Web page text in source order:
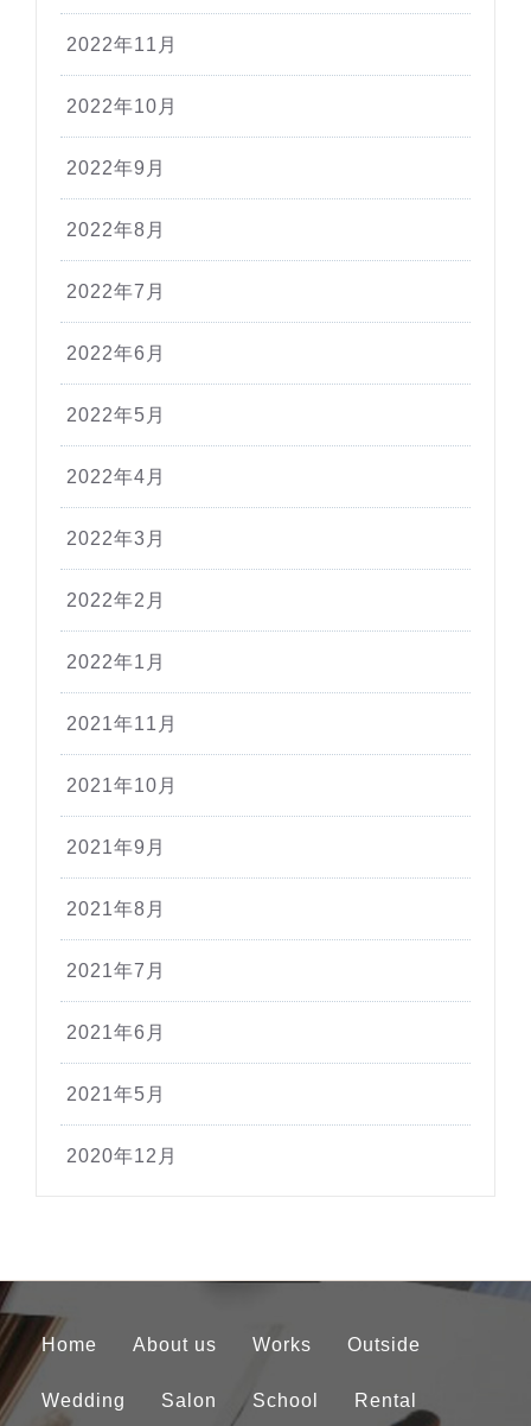
2022年11月
2022年10月
2022年9月
2022年8月
2022年7月
2022年6月
2022年5月
2022年4月
2022年3月
2022年2月
2022年1月
2021年11月
2021年10月
2021年9月
2021年8月
2021年7月
2021年6月
2021年5月
2020年12月
Home About us Works Outside
Wedding Salon School Rental